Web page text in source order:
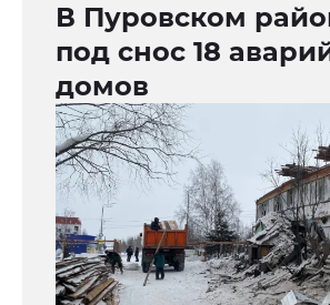
В Пуровском
под снос 18
домов